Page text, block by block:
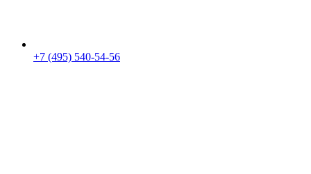
+7 (495) 540-54-56